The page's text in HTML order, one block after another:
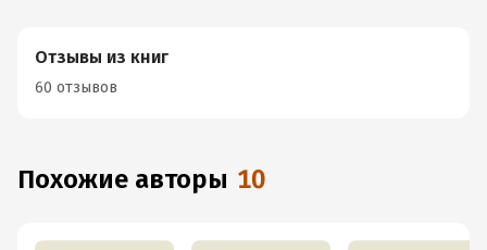
Отзывы из книг
60 отзывов
Похожие авторы 10